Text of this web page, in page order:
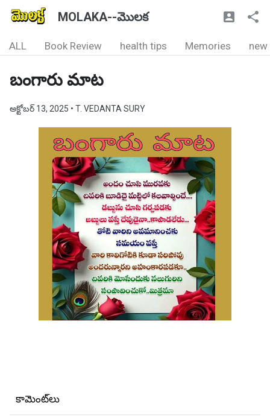
MOLAKA--మొలక
ALL Book Review health tips Memories new
బంగారు మాట
అక్టోబర్ 13, 2025 • T. VEDANTA SURY
కామెంట్‌లు